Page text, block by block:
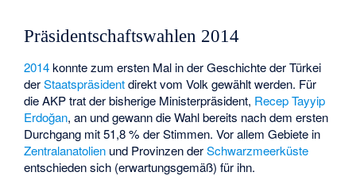
Präsidentschaftswahlen 2014
2014konnte zum ersten Mal in der Geschichte der Türkei
derStaatspräsidentdirekt vom Volk gewählt werden. Für
die AKP trat der bisherige Ministerpräsident, Recep Tayyip
Erdoğan, an und gewann die Wahl bereits nach dem ersten
Durchgang mit 51,8 % der Stimmen. Vor allem Gebiete in
Zentralanatolien und Provinzen derSchwarzmeerküste
entschieden sich (erwartungsgemäß) für ihn.